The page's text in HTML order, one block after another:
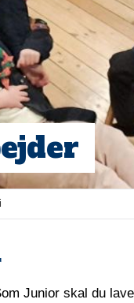
Junior skal du